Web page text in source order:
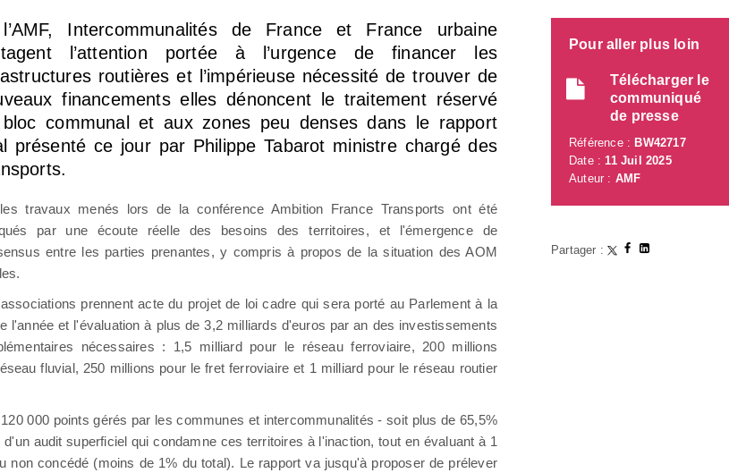
Intercommunalités de France et France urbaine
l’attention portée à l’urgence de financer les
routières et l’impérieuse nécessité de trouver de
financements elles dénoncent le traitement réservé
communal et aux zones peu denses dans le rapport
présenté ce jour par Philippe Tabarot ministre chargé des
travaux menés lors de la conférence Ambition France Transports ont été
par une écoute réelle des besoins des territoires, et l'émergence de
entre les parties prenantes, y compris à propos de la situation des AOM
prennent acte du projet de loi cadre qui sera porté au Parlement à la
l'année et l'évaluation à plus de 3,2 milliards d'euros par an des investissements
nécessaires : 1,5 milliard pour le réseau ferroviaire, 200 millions
fluvial, 250 millions pour le fret ferroviaire et 1 milliard pour le réseau routier
000 points gérés par les communes et intercommunalités - soit plus de 65,5%
audit superficiel qui condamne ces territoires à l'inaction, tout en évaluant à 1
concédé (moins de 1% du total). Le rapport va jusqu'à proposer de prélever
Pour aller plus loin
Télécharger le
communiqué
de presse
Référence : BW42717
Date :11 Juil 2025
Auteur : AMF
Partager :